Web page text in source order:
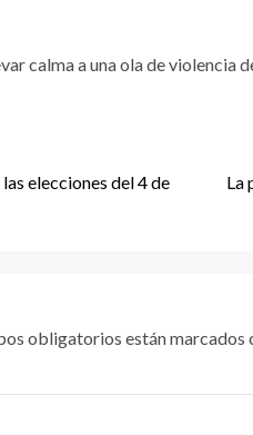
calma a una ola de violencia
elecciones del 4 de
La
obligatorios están marcados